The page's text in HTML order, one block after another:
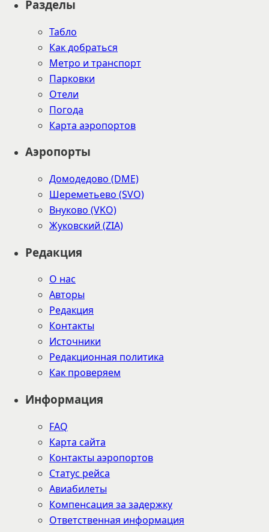
Разделы
Табло
Как добраться
Метро и транспорт
Парковки
Отели
Погода
Карта аэропортов
Аэропорты
Домодедово (DME)
Шереметьево (SVO)
Внуково (VKO)
Жуковский (ZIA)
Редакция
О нас
Авторы
Редакция
Контакты
Источники
Редакционная политика
Как проверяем
Информация
FAQ
Карта сайта
Контакты аэропортов
Статус рейса
Авиабилеты
Компенсация за задержку
Ответственная информация